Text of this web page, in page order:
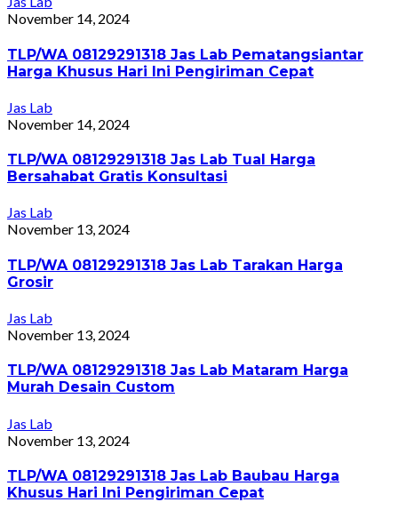
November 14, 2024
TLP/WA 08129291318 Jas Lab Pematangsiantar
Harga Khusus Hari Ini Pengiriman Cepat
Jas Lab
November 14, 2024
TLP/WA 08129291318 Jas Lab Tual Harga
Bersahabat Gratis Konsultasi
Jas Lab
November 13, 2024
TLP/WA 08129291318 Jas Lab Tarakan Harga
Grosir
Jas Lab
November 13, 2024
TLP/WA 08129291318 Jas Lab Mataram Harga
Murah Desain Custom
Jas Lab
November 13, 2024
TLP/WA 08129291318 Jas Lab Baubau Harga
Khusus Hari Ini Pengiriman Cepat